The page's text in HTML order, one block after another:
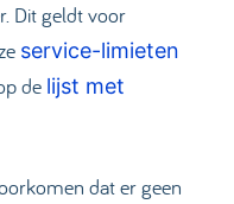
Dit geldt voor
service-limieten
de lijst met
dat er geen